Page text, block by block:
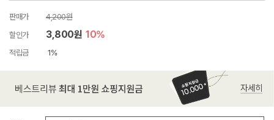
판매가
4,200원
할인가
3,800원 10%
적립금 1%